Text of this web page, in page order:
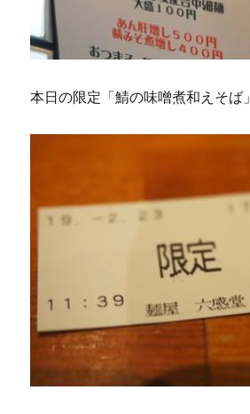
本日の限定「鯖の味噌煮和えそば」